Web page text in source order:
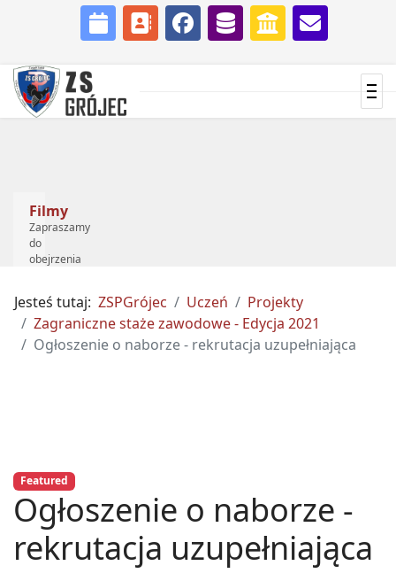
Filmy
Zapraszamy
do
obejrzenia
85
lat
Zapraszamy
do
Jesteś tutaj: ZSPGrójec Uczeń
Projekty
Zagraniczne staże zawodowe - Edycja 2021
Ogłoszenie o naborze - rekrutacja uzupełniająca
Featured
Ogłoszenie o naborze -
rekrutacja uzupełniająca